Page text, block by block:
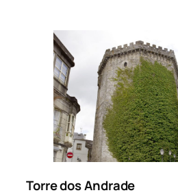
Torre dos Andrade